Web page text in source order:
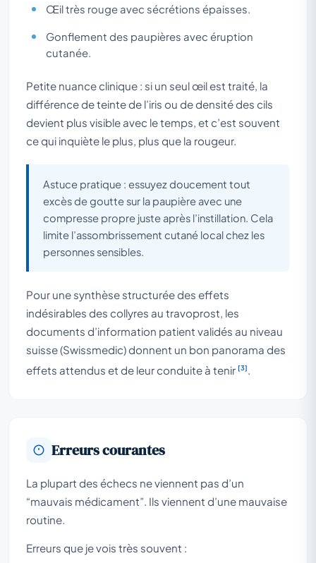
Œil très rouge avec sécrétions épaisses.
Gonflement des paupières avec éruption
cutanée.
Petite nuance clinique : si un seul œil est traité, la
différence de teinte de l’iris ou de densité des cils
devient plus visible avec le temps, et c’est souvent
ce qui inquiète le plus, plus que la rougeur.
Astuce pratique : essuyez doucement tout
excès de goutte sur la paupière avec une
compresse propre juste après l’instillation. Cela
limite l’assombrissement cutané local chez les
personnes sensibles.
Pour une synthèse structurée des effets
indésirables des collyres au travoprost, les
documents d’information patient validés au niveau
suisse (Swissmedic) donnent un bon panorama des
effets attendus et de leur conduite à tenir [3]
Erreurs courantes
La plupart des échecs ne viennent pas d’un
“mauvais médicament”. Ils viennent d’une mauvaise
routine.
Erreurs que je vois très souvent :